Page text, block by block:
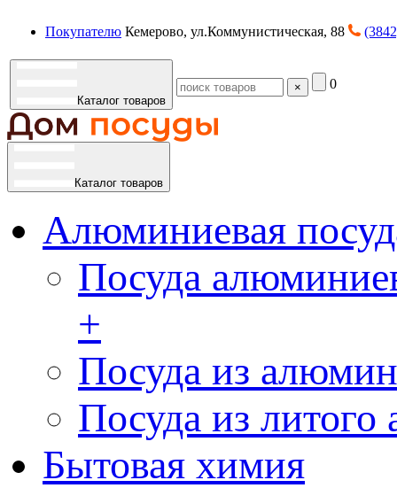
Покупателю Кемерово, ул.Коммунистическая, 88
Каталог товаров
× 0
Каталог товаров
Алюминиевая
Посуда
+
Посуда из
Посуда из
Бытовая химия